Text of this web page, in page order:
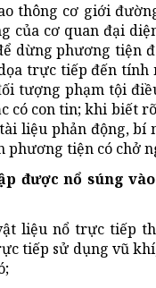
thông cơ giới
cơ quan đại
dừng phương
trực tiếp đến
tượng phạm tội
có con tin; khi biết
liệu phản động, bí
tiện có chở
được nổ súng
liệu nổ trực tiếp
tiếp sử dụng vũ